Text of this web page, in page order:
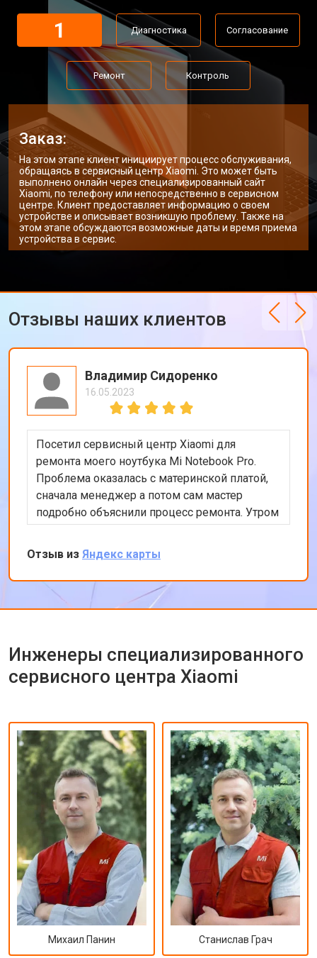
Замена Wi-Fi ноутбука Xiaomi
Ремонт цепи питания от 3500 ₽ Заказать
Замена USB порта от 2200 ₽ Заказать
Замена звуковой карты от 1700 ₽
Замена кулера ноутбука Xiaomi Заказать
Замена микрофона
Замена оперативной памяти от 1100 ₽ Заказать
Прошивка BIOS ноутбука Xiaomi от 1500 ₽ Заказать
Замена северного моста от 3500 ₽ Заказать
1 Диагностика Согласование
Ремонт Контроль
Заказ:
На этом этапе клиент инициирует процесс обслуживания,
обращаясь в сервисный центр Xiaomi. Это может быть
выполнено онлайн через специализированный сайт
Xiaomi, по телефону или непосредственно в сервисном
центре. Клиент предоставляет информацию о своем
устройстве и описывает возникшую проблему. Также на
этом этапе обсуждаются возможные даты и время приема
устройства в сервис.
Отзывы наших клиентов
Владимир Сидоренко
16.05.2023
Посетил сервисный центр Xiaomi для
ремонта моего ноутбука Mi Notebook Pro.
Проблема оказалась с материнской платой,
сначала менеджер а потом сам мастер
подробно объяснили процесс ремонта. Утром
оставил заявку, в обед курьер приехал и к
вечеру ноутбук был готов-очень быстро.
Впечатлен оперативностью и качеством
ремонта.
Отзыв из Яндекс карты
Инженеры специализированного
сервисного центра Xiaomi
Михаил Панин Станислав Грач